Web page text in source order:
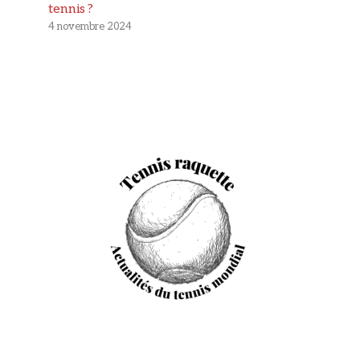
tennis ?
4 novembre 2024